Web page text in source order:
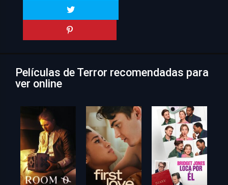
Películas de Terror recomendadas para
ver online